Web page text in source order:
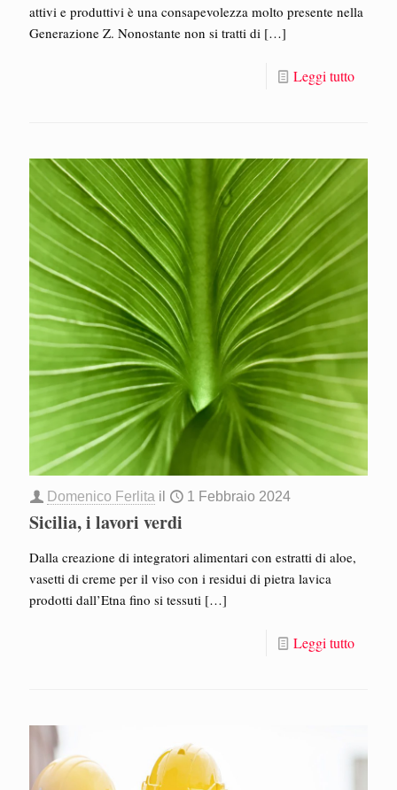
attivi e produttivi è una consapevolezza molto presente nella
Generazione Z. Nonostante non si tratti di […]
Leggi tutto
Domenico Ferlita il 1 Febbraio 2024
Sicilia, i lavori verdi
Dalla creazione di integratori alimentari con estratti di aloe,
vasetti di creme per il viso con i residui di pietra lavica
prodotti dall’Etna fino si tessuti […]
Leggi tutto